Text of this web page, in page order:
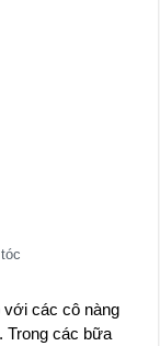
với các cô nàng
Trong các bữa